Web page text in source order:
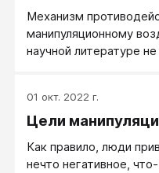
Механизм
манипуляционному
научной литературе
01 окт. 2022 г.
Цели
Как правило, люди
нечто негативное,